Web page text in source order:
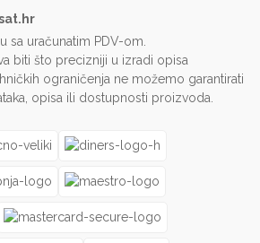
sa uračunatim PDV-om.
biti što precizniji u izradi opisa
ograničenja ne možemo garantirati
opisa ili dostupnosti proizvoda.